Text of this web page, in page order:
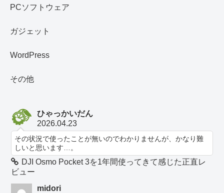
PCソフトウェア
ガジェット
WordPress
その他
ひゃっかいだん
2026.04.23
その状況で使ったことが無いのでわかりませんが、かなり難
しいと思います…。
DJI Osmo Pocket 3を1年間使ってきて感じた正直レ
ビュー
midori